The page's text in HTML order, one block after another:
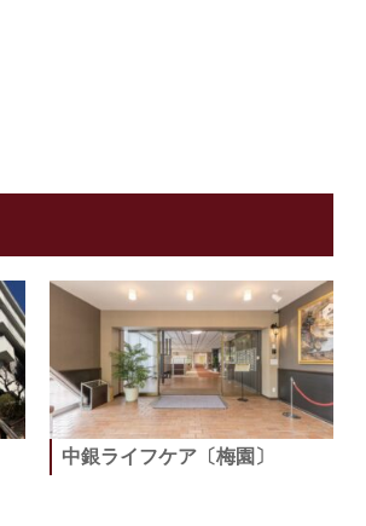
中銀ライフケア〔梅園〕